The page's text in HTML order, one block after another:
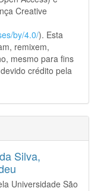
Creative
by/4.0/). Esta
remixem,
mesmo para fins
crédito pela
Silva,
Universidade São